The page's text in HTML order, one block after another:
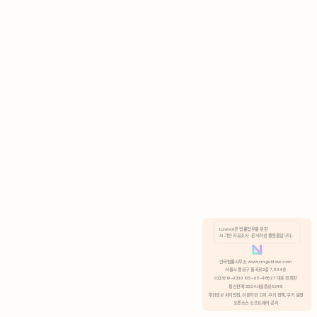
분석 쿠키 허용
Lawvot은 법률업무를 위한
AI 기반 자료조사 · 문서작성 플랫폼입니다.
안국법률사무소 www.anguklaw.com
서울시 종로구 율곡로2길 7, 304호
02)3210-3330 105-05-48527 대표 정희찬
통신판매 2024서울종로0248
개인정보 처리방침, 이용약관 고지, 쿠키 정책, 쿠키 설정
오픈소스 소프트웨어 공지